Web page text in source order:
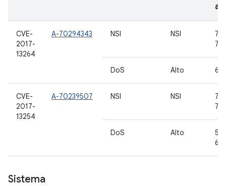
CVE-
2017-
13264
A-70294343 NSI NSI
DoS Alto
CVE-
2017-
13254
A-70239507 NSI NSI
DoS Alto
Sistema